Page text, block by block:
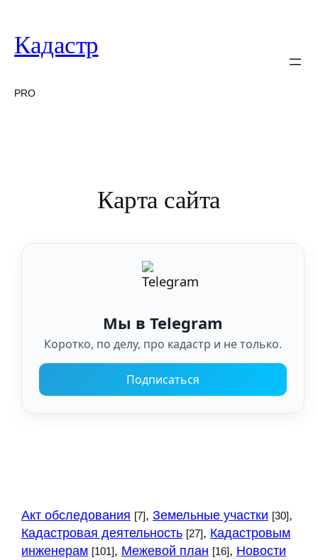
содержимому
Кадастр
PRO
Карта сайта
Мы в Telegram
Коротко, по делу, про кадастр и не только.
Подписаться
Акт обследования [7], Земельные участки [30],
Кадастровая деятельность [27], Кадастровым
инженерам [101], Межевой план [16], Новости